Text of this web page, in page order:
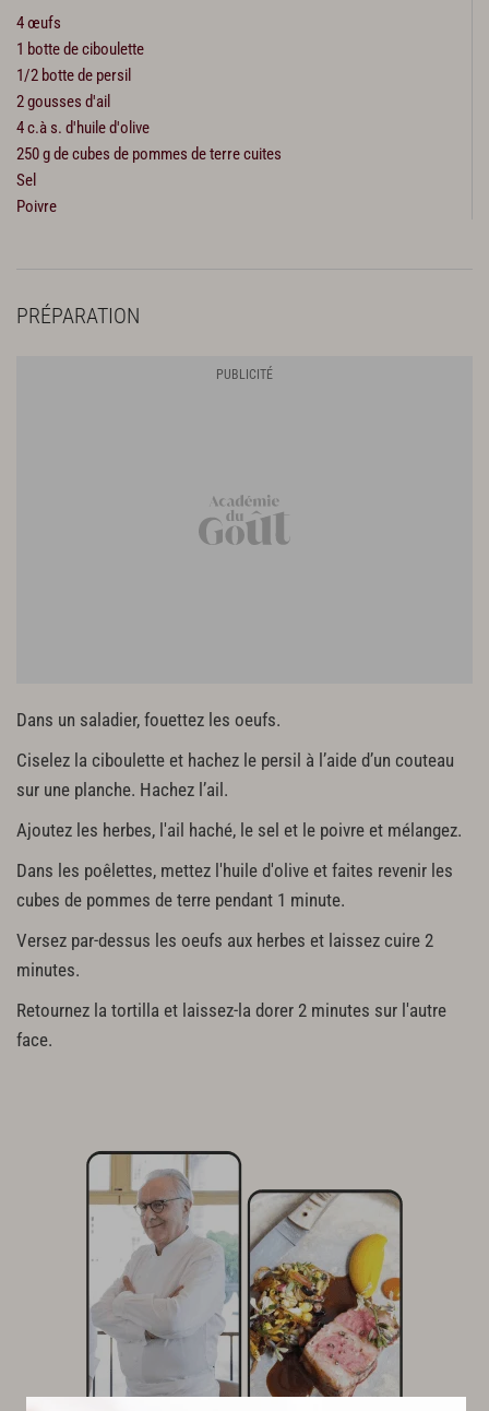
4 œufs
1 botte de ciboulette
1/2 botte de persil
2 gousses d'ail
4 c.à s. d'huile d'olive
250 g de cubes de pommes de terre cuites
Sel
Poivre
PRÉPARATION
Dans un saladier, fouettez les oeufs.
Ciselez la ciboulette et hachez le persil à l’aide d’un couteau
sur une planche. Hachez l’ail.
Ajoutez les herbes, l'ail haché, le sel et le poivre et mélangez.
Dans les poêlettes, mettez l'huile d'olive et faites revenir les
cubes de pommes de terre pendant 1 minute.
Versez par-dessus les oeufs aux herbes et laissez cuire 2
minutes.
Retournez la tortilla et laissez-la dorer 2 minutes sur l'autre
face.